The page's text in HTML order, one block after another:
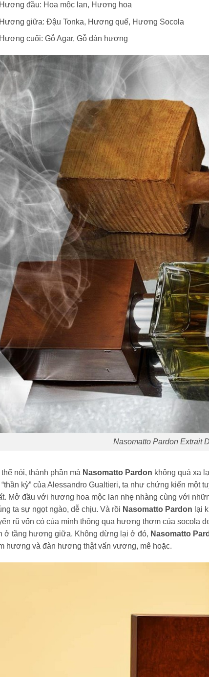
đầu: Hoa mộc lan, Hương hoa
giữa:Đậu Tonka, Hương quế, Hương Socola
cuối:Gỗ Agar, Gỗ đàn hương
Nasomatto Pardon Extrait
nói, thành phần mà Nasomatto Pardon không quá xa
“thần kỳ” của Alessandro Gualtieri, ta như chứng kiến một
Mở đầu với hương hoa mộc lan nhẹ nhàng cùng với
ta sự ngọt ngào, dễ chịu. Và rồi Nasomatto Pardon lại
rũ vốn có của mình thông qua hương thơm của socola
ở tầng hương giữa. Không dừng lại ở đó, Nasomatto
hương và đàn hương thật vấn vương, mê hoặc.